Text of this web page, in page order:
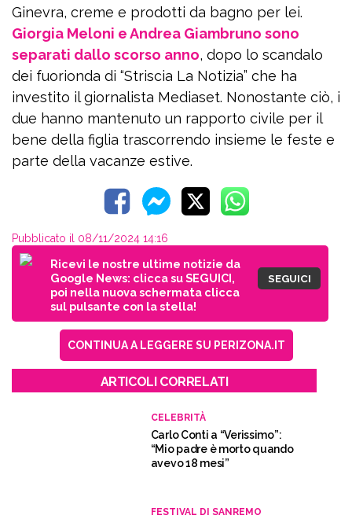
Ginevra, creme e prodotti da bagno per lei.
Giorgia Meloni e Andrea Giambruno sono
separati dallo scorso anno, dopo lo scandalo
dei fuorionda di “Striscia La Notizia” che ha
investito il giornalista Mediaset. Nonostante ciò, i
due hanno mantenuto un rapporto civile per il
bene della figlia trascorrendo insieme le feste e
parte della vacanze estive.
Pubblicato il 08/11/2024 14:16
Ricevi le nostre ultime notizie da
Google News: clicca su SEGUICI,
poi nella nuova schermata clicca
sul pulsante con la stella!
SEGUICI
CONTINUA A LEGGERE SU PERIZONA.IT
ARTICOLI CORRELATI
CELEBRITÀ
Carlo Conti a “Verissimo”:
“Mio padre è morto quando
avevo 18 mesi”
FESTIVAL DI SANREMO